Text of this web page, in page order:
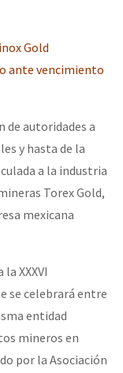
Gold
ante vencimiento
de autoridades a
y hasta de la
a la industria
Torex Gold,
mexicana
XXXVI
se celebrará entre
entidad
mineros en
por la Asociación